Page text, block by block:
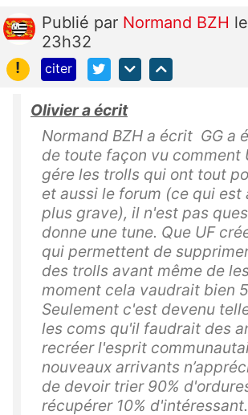
Publié par Normand BZH
23h32
!
citer
Olivier a écrit
Normand BZH a écrit GG a
de toute façon vu comment
gére les trolls qui ont tout
et aussi le forum (ce qui est
plus grave), il n'est pas
donne une tune. Que UF
qui permettent de
des trolls avant même de
moment cela vaudrait bien
Seulement c'est devenu
les coms qu'il faudrait des
recréer l'esprit
nouveaux arrivants
de devoir trier 90%
récupérer 10%